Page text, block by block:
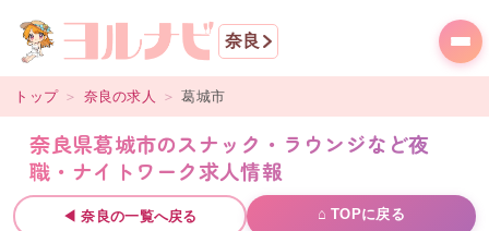
奈良
トップ ＞ 奈良の求人 ＞ 葛城市
奈良県葛城市のスナック・ラウンジなど夜
職・ナイトワーク求人情報
◀奈良の一覧へ戻る ⌂ TOPに戻る